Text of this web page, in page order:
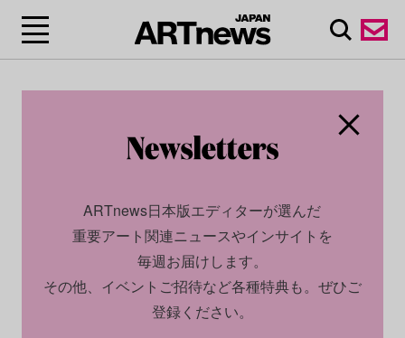
ARTnews日本版エディターが選んだ
重要アート関連ニュースやインサイトを
毎週お届けします。
その他、イベントご招待など各種特典も。ぜひご
登録ください。